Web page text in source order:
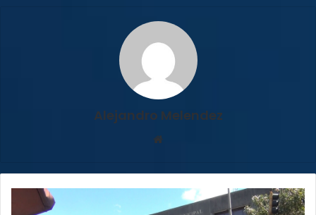
Alejandro Melendez
Municipalidad